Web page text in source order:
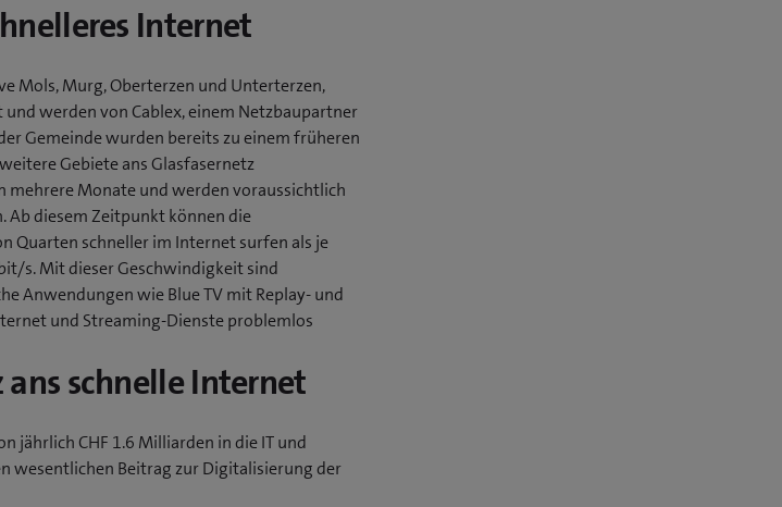
Internet
Mols, Murg, Oberterzen und Unterterzen,
werden von Cablex, einem Netzbaupartner
Gemeinde wurden bereits zu einem früheren
Gebiete ans Glasfasernetz
mehrere Monate und werden voraussichtlich
Ab diesem Zeitpunkt können die
Quarten schneller im Internet surfen als je
s. Mit dieser Geschwindigkeit sind
Anwendungen wie Blue TV mit Replay- und
und Streaming-Dienste problemlos
ans schnelle Internet
jährlich CHF 1.6 Milliarden in die IT und
wesentlichen Beitrag zur Digitalisierung der